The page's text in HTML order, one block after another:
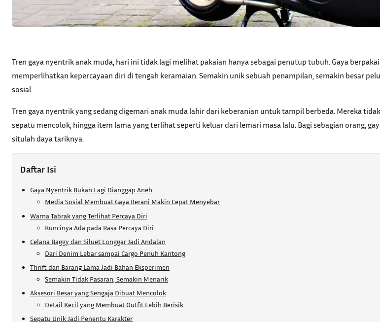
Tren gaya nyentrik anak muda, hari ini tidak lagi melihat pakaian hanya sebagai penutup tubuh. Gaya
memperlihatkan kepercayaan diri di tengah keramaian. Semakin unik sebuah penampilan, semakin besar
sosial.
Tren gaya nyentrik yang sedang digemari anak muda lahir dari keberanian untuk tampil berbeda. Mereka
sepatu mencolok, hingga item lama yang terlihat seperti keluar dari lemari masa lalu. Bagi sebagian orang,
situlah daya tariknya.
Daftar Isi
Gaya Nyentrik Bukan Lagi Dianggap Aneh
Media Sosial Membuat Gaya Berani Makin Cepat Menyebar
Warna Tabrak yang Terlihat Percaya Diri
Kuncinya Ada pada Rasa Percaya Diri
Celana Baggy dan Siluet Longgar Jadi Andalan
Dari Denim Lebar sampai Cargo Penuh Kantong
Thrift dan Barang Lama Jadi Bahan Eksperimen
Semakin Tidak Pasaran, Semakin Menarik
Aksesori Besar yang Sengaja Dibuat Mencolok
Detail Kecil yang Membuat Outfit Lebih Berisik
Sepatu Unik Jadi Penentu Karakter